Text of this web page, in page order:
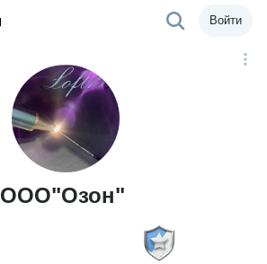
Войти
ООО"Озон"